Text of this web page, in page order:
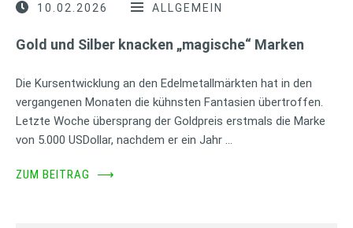
10.02.2026 ALLGEMEIN
Gold und Silber knacken „magische“ Marken
Die Kursentwicklung an den Edelmetallmärkten hat in den
vergangenen Monaten die kühnsten Fantasien übertroffen.
Letzte Woche übersprang der Goldpreis erstmals die Marke
von 5.000 USDollar, nachdem er ein Jahr …
ZUM BEITRAG ⟶